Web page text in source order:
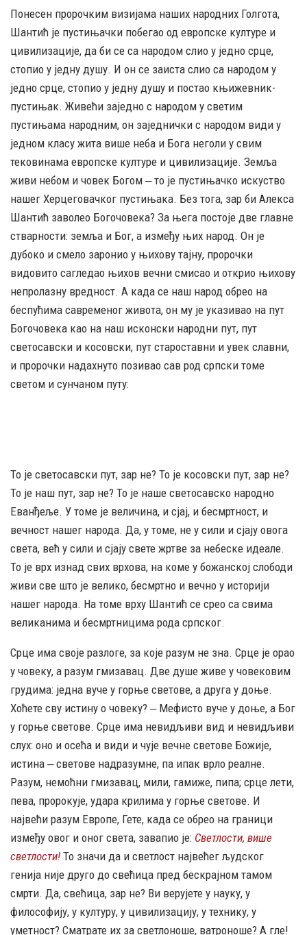
Понесен пророчким визијама наших народних Голгота,
Шантић је пустињачки побегао од европске културе и
цивилизације, да би се са народом слио у једно срце,
стопио у једну душу. И он се заиста слио са народом у
једно срце, стопио у једну душу и постао књижевник-
пустињак. Живећи заједно с народом у светим
пустињама народним, он заједнички с народом види у
једном класу жита више неба и Бога неголи у свим
тековинама европске културе и цивилизације. Земља
живи небом и човек Богом ‒ то је пустињачко искуство
нашег Херцеговачког пустињака. Без тога, зар би Алекса
Шантић заволео Богочовека? За њега постоје две главне
стварности: земља и Бог, а између њих народ. Он је
дубоко и смело заронио у њихову тајну, пророчки
видовито сагледао њихов вечни смисао и открио њихову
непролазну вредност. А када се наш народ обрео на
беспућима савременог живота, он му је указивао на пут
Богочовека као на наш исконски народни пут, пут
светосавски и косовски, пут староставни и увек славни,
и пророчки надахнуто позивао сав род српски томе
светом и сунчаном путу:
То је светосавски пут, зар не? То је косовски пут, зар не?
То је наш пут, зар не? То је наше светосавско народно
Еванђеље. У томе је величина, и сјај, и бесмртност, и
вечност нашег народа. Да, у томе, не у сили и сјају овога
света, већ у сили и сјају свете жртве за небеске идеале.
То је врх изнад свих врхова, на коме у божанској слободи
живи све што је велико, бесмртно и вечно у историји
нашег народа. На томе врху Шантић се срео са свима
великанима и бесмртницима рода српског.
Срце има своје разлоге, за које разум не зна. Срце је орао
у човеку, а разум гмизавац. Две душе живе у човековим
грудима: једна вуче у горње светове, а друга у доње.
Хоћете сву истину о човеку? ‒ Мефисто вуче у доње, а Бог
у горње светове. Срце има невидљиви вид и невидљиви
слух: оно и осећа и види и чује вечне светове Божије,
истина ‒ светове надразумне, па ипак врло реалне.
Разум, немоћни гмизавац, мили, гамиже, пипа; срце лети,
пева, пророкује, удара крилима у горње светове. И
највећи разум Европе, Гете, када се обрео на граници
између овог и оног света, завапио је: Светлости, више
светлости! То значи да и светлост највећег људског
генија није друго до свећица пред бескрајном тамом
смрти. Да, свећица, зар не? Ви верујете у науку, у
философију, у културу, у цивилизацију, у технику, у
уметност? Сматрате их за светлоноше, ватроноше? А гле!